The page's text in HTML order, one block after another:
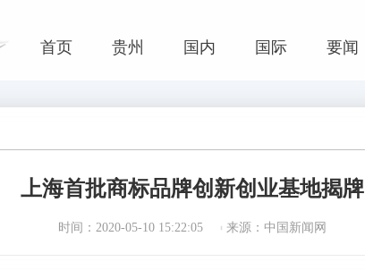
首页 贵州 国内 国际 要闻
上海首批商标品牌创新创业基地揭牌
时间：2020-05-10 15:22:05 来源：中国新闻网